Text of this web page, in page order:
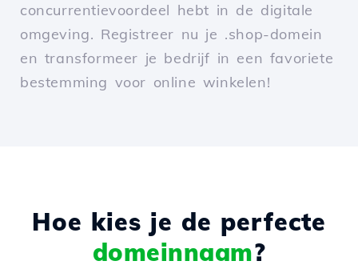
concurrentievoordeel hebt in de digitale
omgeving. Registreer nu je .shop-domein
en transformeer je bedrijf in een favoriete
bestemming voor online winkelen!
Hoe kies je de perfecte
domeinnaam?